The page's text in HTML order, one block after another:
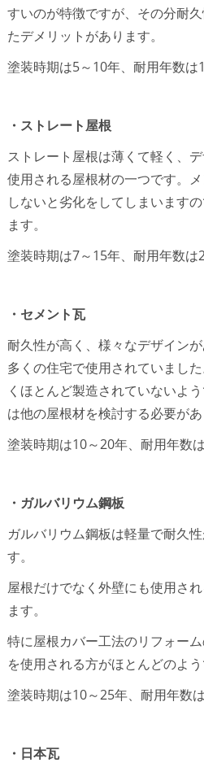
すいのが特徴ですが、その分耐
たデメリットがあります。
塗装時期は5～10年、耐用年数は
・ストレート屋根
ストレート屋根は薄くて軽く、
使用される屋根材の一つです。
しないと劣化をしてしまいます
ます。
塗装時期は7～15年、耐用年数は
・セメント瓦
耐久性が高く、様々なデザイン
多くの住宅で使用されていまし
くほとんど製造されていないよ
は他の屋根材を検討する必要があ
塗装時期は10～20年、耐用年数
・ガルバリウム鋼板
ガルバリウム鋼板は軽量で耐久
す。
屋根だけでなく外壁にも使用さ
ます。
特に屋根カバー工法のリフォー
を使用される方がほとんどのよう
塗装時期は10～25年、耐用年数
・日本瓦